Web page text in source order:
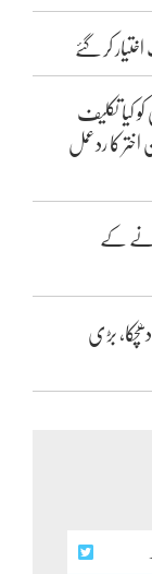
کر گئے
کیا تکلیف
کا ردعمل
کے
بڑی